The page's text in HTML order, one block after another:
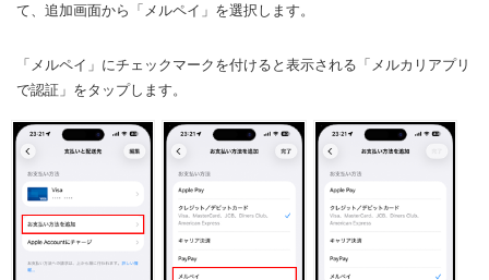
て、追加画面から「メルペイ」を選択します。
「メルペイ」にチェックマークを付けると表示される「メルカリアプリ
で認証」をタップします。